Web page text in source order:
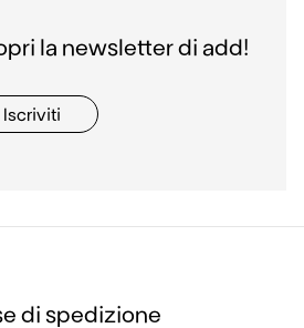
la newsletter di add!
Iscriviti
di spedizione